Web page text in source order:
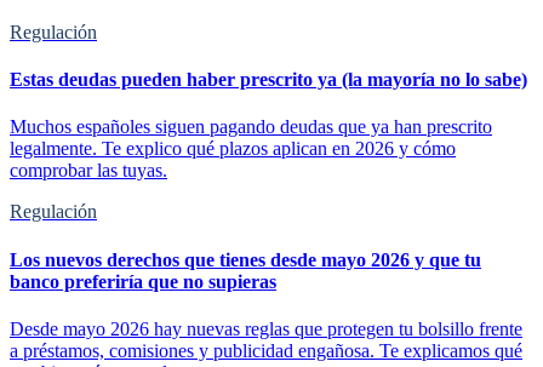
Regulación
Estas deudas pueden haber prescrito ya (la mayoría no lo sabe)
Muchos españoles siguen pagando deudas que ya han prescrito
legalmente. Te explico qué plazos aplican en 2026 y cómo
comprobar las tuyas.
Regulación
Los nuevos derechos que tienes desde mayo 2026 y que tu
banco preferiría que no supieras
Desde mayo 2026 hay nuevas reglas que protegen tu bolsillo frente
a préstamos, comisiones y publicidad engañosa. Te explicamos qué